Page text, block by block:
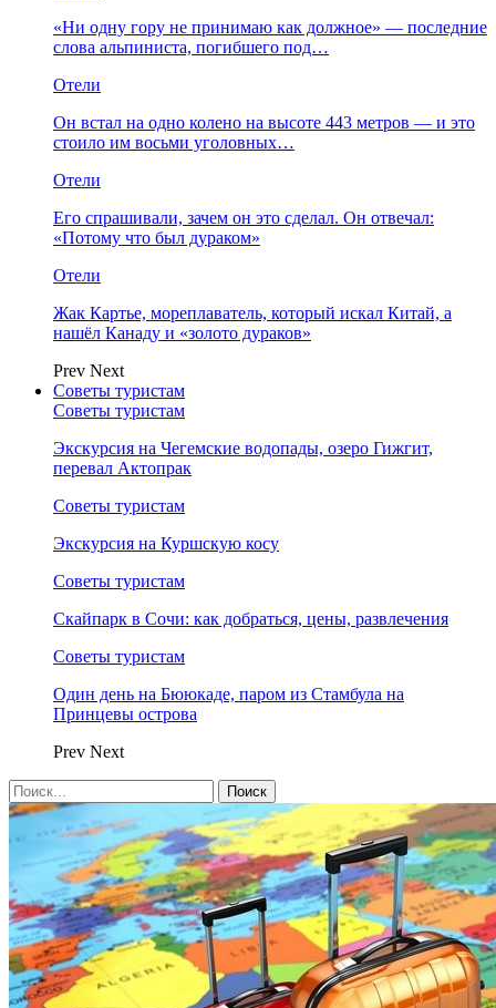
«Ни одну гору не принимаю как должное» — последние
слова альпиниста, погибшего под…
Отели
Он встал на одно колено на высоте 443 метров — и это
стоило им восьми уголовных…
Отели
Его спрашивали, зачем он это сделал. Он отвечал:
«Потому что был дураком»
Отели
Жак Картье, мореплаватель, который искал Китай, а
нашёл Канаду и «золото дураков»
Prev Next
Советы туристам
Советы туристам
Экскурсия на Чегемские водопады, озеро Гижгит,
перевал Актопрак
Советы туристам
Экскурсия на Куршскую косу
Советы туристам
Скайпарк в Сочи: как добраться, цены, развлечения
Советы туристам
Один день на Бююкаде, паром из Стамбула на
Принцевы острова
Prev Next